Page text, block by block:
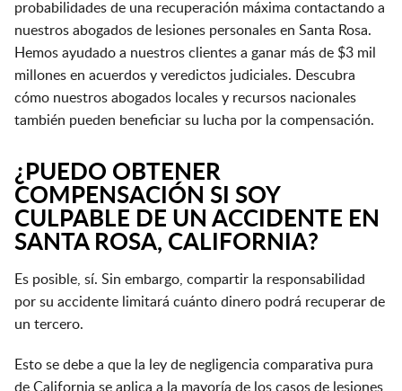
probabilidades de una recuperación máxima contactando a
nuestros abogados de lesiones personales en Santa Rosa.
Hemos ayudado a nuestros clientes a ganar más de $3 mil
millones en acuerdos y veredictos judiciales. Descubra
cómo nuestros abogados locales y recursos nacionales
también pueden beneficiar su lucha por la compensación.
¿PUEDO OBTENER
COMPENSACIÓN SI SOY
CULPABLE DE UN ACCIDENTE EN
SANTA ROSA, CALIFORNIA?
Es posible, sí. Sin embargo, compartir la responsabilidad
por su accidente limitará cuánto dinero podrá recuperar de
un tercero.
Esto se debe a que la ley de negligencia comparativa pura
de California se aplica a la mayoría de los casos de lesiones